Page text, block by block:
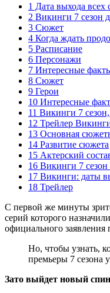
1 Дата выхода всех
2 Викинги 7 сезон
3 Сюжет
4 Когда ждать
5 Расписание
6 Персонажи
7 Интересные
8 Сюжет
9 Герои
10 Интересные
11 Викинги 7
12 Трейлер
13 Основная
14 Развитие сюжета
15 Актерский
16 Викинги 7
17 Викинги: даты
18 Трейлер
С первой же минуты
серий которого
официального заявления
Но, чтобы узнать,
премьеры 7 сезона
Зато выйдет новый